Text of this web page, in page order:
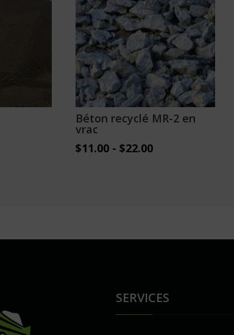
Béton recyclé MR-2 en
vrac
$11.00 -$22.00
SERVICES